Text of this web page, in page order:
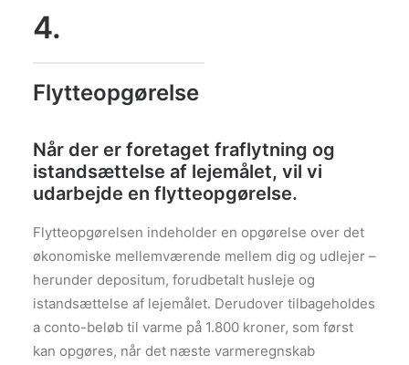
4.
Flytteopgørelse
Når der er foretaget fraflytning og
istandsættelse af lejemålet, vil vi
udarbejde en flytteopgørelse.
Flytteopgørelsen indeholder en opgørelse over det
økonomiske mellemværende mellem dig og udlejer –
herunder depositum, forudbetalt husleje og
istandsættelse af lejemålet. Derudover tilbageholdes
a conto-beløb til varme på 1.800 kroner, som først
kan opgøres, når det næste varmeregnskab